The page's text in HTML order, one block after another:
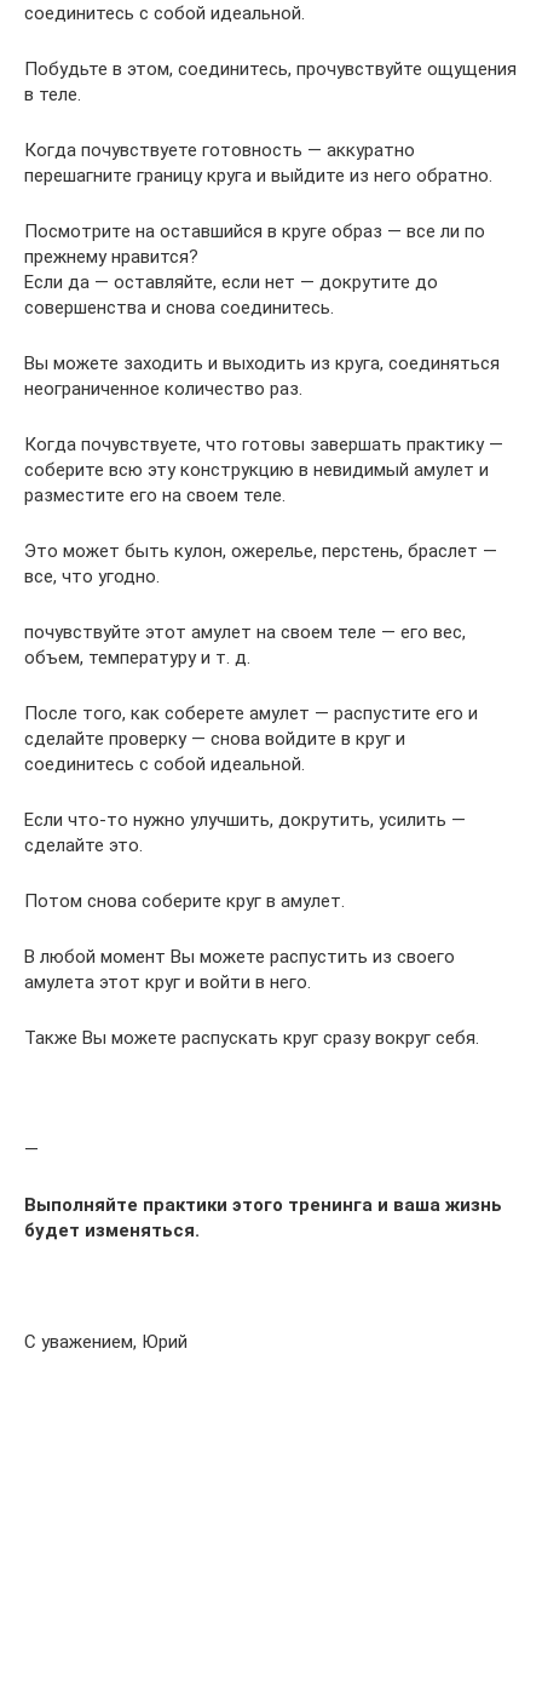
соединитесь с собой идеальной.
Побудьте в этом, соединитесь, прочувствуйте ощущения
в теле.
Когда почувствуете готовность — аккуратно
перешагните границу круга и выйдите из него обратно.
Посмотрите на оставшийся в круге образ — все ли по
прежнему нравится?
Если да — оставляйте, если нет — докрутите до
совершенства и снова соединитесь.
Вы можете заходить и выходить из круга, соединяться
неограниченное количество раз.
Когда почувствуете, что готовы завершать практику —
соберите всю эту конструкцию в невидимый амулет и
разместите его на своем теле.
Это может быть кулон, ожерелье, перстень, браслет —
все, что угодно.
почувствуйте этот амулет на своем теле — его вес,
объем, температуру и т. д.
После того, как соберете амулет — распустите его и
сделайте проверку — снова войдите в круг и
соединитесь с собой идеальной.
Если что-то нужно улучшить, докрутить, усилить —
сделайте это.
Потом снова соберите круг в амулет.
В любой момент Вы можете распустить из своего
амулета этот круг и войти в него.
Также Вы можете распускать круг сразу вокруг себя.
—
Выполняйте практики этого тренинга и ваша жизнь
будет изменяться.
С уважением, Юрий